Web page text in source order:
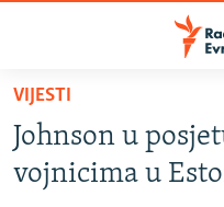
Pređite
glavni
sadržaj
Pređite
VIJESTI
BOSNA I HERCEGOVINA
SRBIJA
VIJESTI
Johnson u
vojnicima u